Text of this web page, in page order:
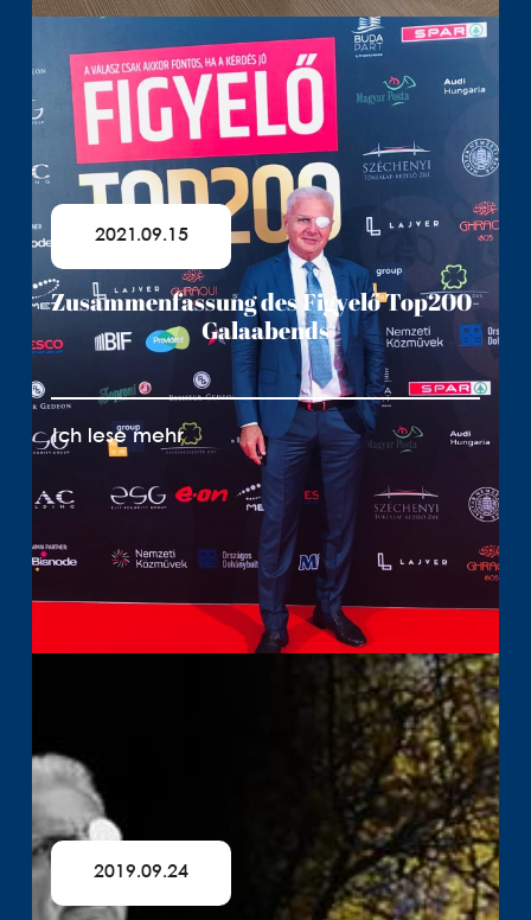
2021.09.15
Zusammenfassung des Figyelő Top200-
Galaabends
Ich lese mehr
2019.09.24